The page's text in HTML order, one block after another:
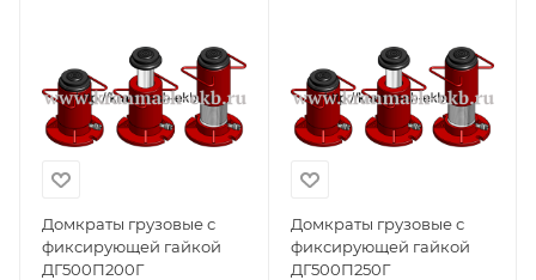
Домкраты грузовые с
фиксирующей гайкой
ДГ500П200Г
Домкраты грузовые с
фиксирующей гайкой
ДГ500П250Г